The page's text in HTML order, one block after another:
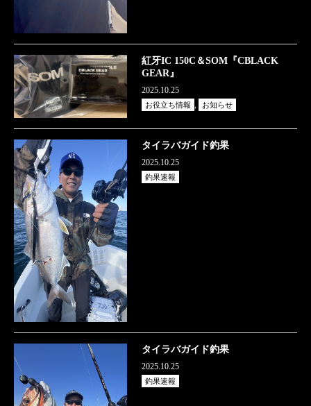
紅牙IC 150C＆SOM『CBLACK
GEAR』
2025.10.25
お役立ち情報 お知らせ
タイラバガイド釣果
2025.10.25
釣果速報
タイラバガイド釣果
2025.10.25
釣果速報